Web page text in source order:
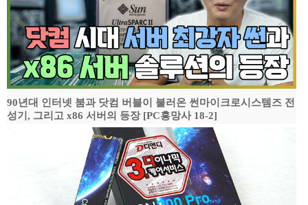
90년대 인터넷 붐과 닷컴 버블이 불러온 썬마이크로시스템즈 전
성기, 그리고 x86 서버의 등장 [PC흥망사 18-2]